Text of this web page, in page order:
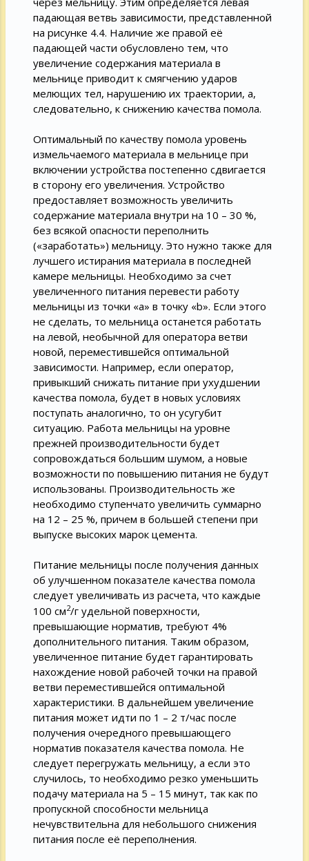
падающая ветвь зависимости, представленной
на рисунке 4.4. Наличие же правой её
падающей части обусловлено тем, что
увеличение содержания материала в
мельнице приводит к смягчению ударов
мелющих тел, нарушению их траектории, а,
следовательно, к снижению качества помола.
Оптимальный по качеству помола уровень
измельчаемого материала в мельнице при
включении устройства постепенно сдвигается
в сторону его увеличения. Устройство
предоставляет возможность увеличить
содержание материала внутри на 10 – 30 %,
без всякой опасности переполнить
(«заработать») мельницу. Это нужно также для
лучшего истирания материала в последней
камере мельницы. Необходимо за счет
увеличенного питания перевести работу
мельницы из точки «а» в точку «b». Если этого
не сделать, то мельница останется работать
на левой, необычной для оператора ветви
новой, переместившейся оптимальной
зависимости. Например, если оператор,
привыкший снижать питание при ухудшении
качества помола, будет в новых условиях
поступать аналогично, то он усугубит
ситуацию. Работа мельницы на уровне
прежней производительности будет
сопровождаться большим шумом, а новые
возможности по повышению питания не будут
использованы. Производительность же
необходимо ступенчато увеличить суммарно
на 12 – 25 %, причем в большей степени при
выпуске высоких марок цемента.
Питание мельницы после получения данных
об улучшенном показателе качества помола
следует увеличивать из расчета, что каждые
100 см2/г удельной поверхности,
превышающие норматив, требуют 4%
дополнительного питания. Таким образом,
увеличенное питание будет гарантировать
нахождение новой рабочей точки на правой
ветви переместившейся оптимальной
характеристики. В дальнейшем увеличение
питания может идти по 1 – 2 т/час после
получения очередного превышающего
норматив показателя качества помола. Не
следует перегружать мельницу, а если это
случилось, то необходимо резко уменьшить
подачу материала на 5 – 15 минут, так как по
пропускной способности мельница
нечувствительна для небольшого снижения
питания после её переполнения.